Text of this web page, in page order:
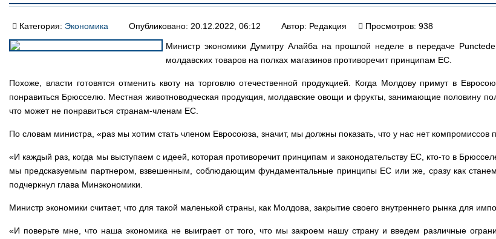
Категория: Экономика Опубликовано: 20.12.2022, 06:12 Автор: Редакция Просмотров: 938
Министр экономики Думитру Алайба на прошлой неделе в передаче
молдавских товаров на полках магазинов противоречит принципам ЕС.
Похоже, власти готовятся отменить квоту на торговлю отечественной продукцией. Когда Молдову примут в
понравиться Брюсселю. Местная животноводческая продукция, молдавские овощи и фрукты, занимающие половину
что может не понравиться странам-членам ЕС.
По словам министра, «раз мы хотим стать членом Евросоюза, значит, мы должны показать, что у нас нет компромиссов
«И каждый раз, когда мы выступаем с идеей, которая противоречит принципам и законодательству ЕС, кто-то в
мы предсказуемым партнером, взвешенным, соблюдающим фундаментальные принципы ЕС или же, сразу как
подчеркнул глава Минэкономики.
Министр экономики считает, что для такой маленькой страны, как Молдова, закрытие своего внутреннего рынка для
«И поверьте мне, что наша экономика не выиграет от того, что мы закроем нашу страну и введем различные